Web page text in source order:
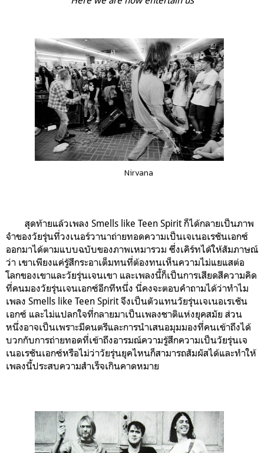
Nirvana
สุดท้ายแล้วเพลง Smells like Teen Spirit ก็ได้กลายเป็นภาพ
จำของวัยรุ่นที่วงเนอร์วานาถ่ายทอดความเป็นเจเนอเรชันเอกซ์
ออกมาได้ตามแบบฉบับของภาพเหมารวม ซึ่งเคิร์ทได้ให้สัมภาษณ์
ว่า เขาเพียงแค่รู้สึกระอาเต็มทนที่ต้องทนเห็นความไม่แยแสต่อ
โลกของเขาและวัยรุ่นเจนเขา และเพลงนี้ก็เป็นการเสียดสีความคิด
ที่คนมองวัยรุ่นเจนเอกซ์อีกทีหนึ่ง นี่คงจะตอบคำถามได้ว่าทำไม
เพลง Smells like Teen Spirit จึงเป็นตัวแทนวัยรุ่นเจเนอเรเชัน
เอกซ์ และไม่แปลกใจที่กลายมาเป็นเพลงชาติแห่งยุคสมัย ส่วน
หนึ่งอาจเป็นเพราะมีดนตรีและการนำเสนอมุมมองที่คนเข้าถึงได้
บวกกับการถ่ายทอดที่เข้าถึงอารมณ์ความรู้สึกความเป็นวัยรุ่นเจ
เนอเรชันเอกซ์หรือไม่ว่าวัยรุ่นยุคไหนก็สามารถสัมผัสได้และทำให้
เพลงนี้ประสบความสำเร็จเกินคาดหมาย